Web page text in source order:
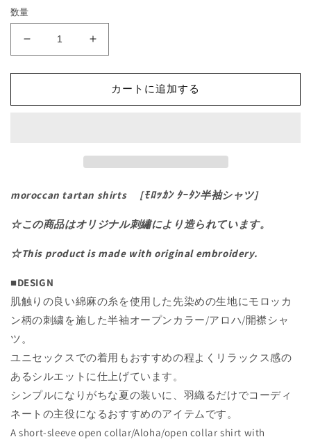
数量
moroccan
tartan
shirts
ﾛ
ﾀ
半
シ
ツ]
RG01
FB02
数
量
を
減
ら
す
moroccan
tartan
shirts
ﾛ
ﾀ
半
シ
RG01
FB02
数
量
を
増
や
す
カートに追加する
moroccan tartan shirts [ﾓﾛｯｶﾝ ﾀｰﾀﾝ半袖シャツ]
☆この商品はオリジナル刺繡により造られています。
☆This product is made with original embroidery.
■DESIGN
肌触りの良い綿麻の糸を使用した先染めの生地にモロッカ
ン柄の刺繍を施した半袖オープンカラー/アロハ/開襟シャ
ツ。
ユニセックスでの着用もおすすめの程よくリラックス感の
あるシルエットに仕上げています。
シンプルになりがちな夏の装いに、羽織るだけでコーディ
ネートの主役になるおすすめのアイテムです。
A short-sleeve open collar/Aloha/open collar shirt with